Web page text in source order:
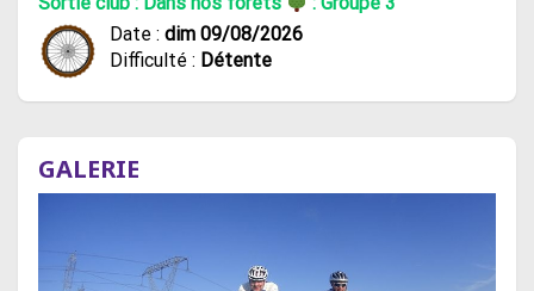
Date : dim 09/08/2026
Difficulté : Détente
GALERIE